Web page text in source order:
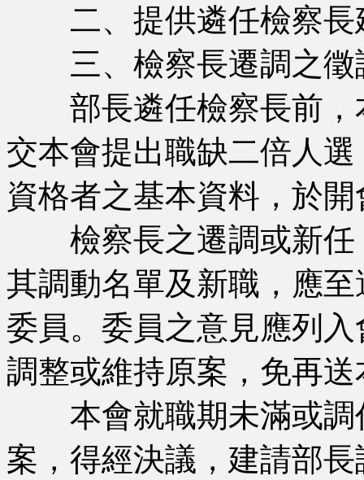
二、提供遴任檢察長
三、檢察長遷調之徵
部長遴任檢察長前，
交本會提出職缺二倍人
資格者之基本資料，於
檢察長之遷調或新任
其調動名單及新職，應
委員。委員之意見應列
調整或維持原案，免再
本會就職期未滿或調
案，得經決議，建請部